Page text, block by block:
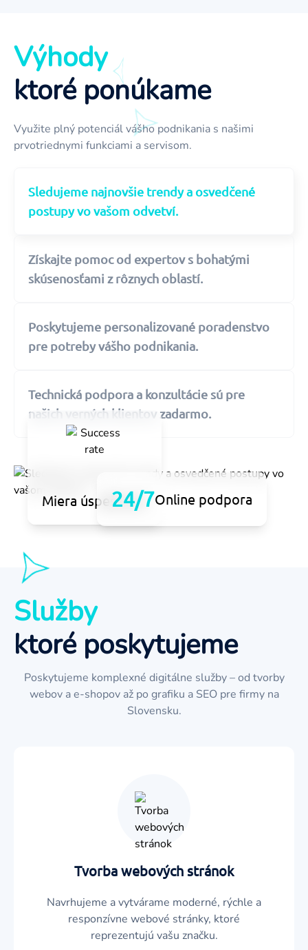
Výhody
ktoré ponúkame
Využite plný potenciál vášho podnikania s našimi
prvotriednymi funkciami a servisom.
Sledujeme najnovšie trendy a osvedčené
postupy vo vašom odvetví.
Získajte pomoc od expertov s bohatými
skúsenosťami z rôznych oblastí.
Poskytujeme personalizované poradenstvo
pre potreby vášho podnikania.
Technická podpora a konzultácie sú pre
našich verných klientov zadarmo.
Miera úspešnosti
24/7Online podpora
Služby
ktoré poskytujeme
Poskytujeme komplexné digitálne služby – od tvorby
webov a e-shopov až po grafiku a SEO pre firmy na
Slovensku.
Tvorba webových stránok
Navrhujeme a vytvárame moderné, rýchle a
responzívne webové stránky, ktoré
reprezentujú vašu značku.